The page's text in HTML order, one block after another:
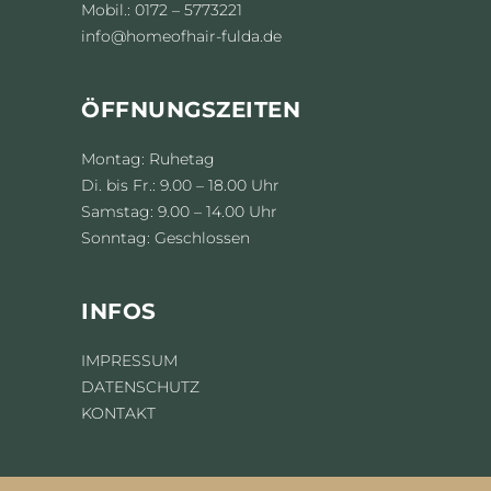
Mobil.: 0172 – 5773221
info@homeofhair-fulda.de
ÖFFNUNGSZEITEN
Montag: Ruhetag
Di. bis Fr.: 9.00 – 18.00 Uhr
Samstag: 9.00 – 14.00 Uhr
Sonntag: Geschlossen
INFOS
IMPRESSUM
DATENSCHUTZ
KONTAKT